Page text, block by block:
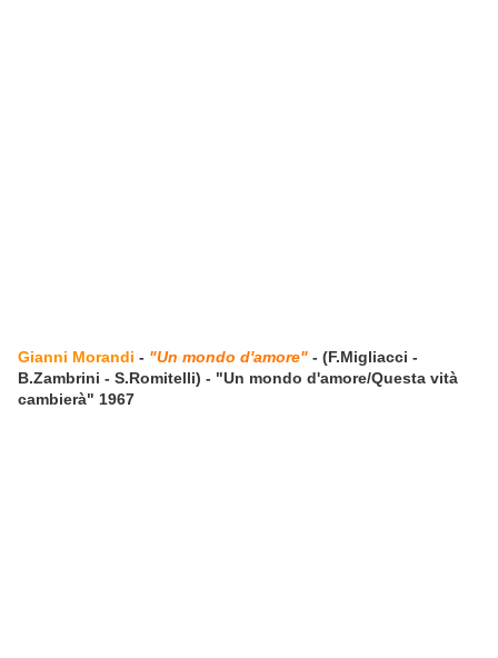
Gianni Morandi - "Un mondo d'amore" - (F.Migliacci -
B.Zambrini - S.Romitelli) - "Un mondo d'amore/Questa vità
cambierà" 1967